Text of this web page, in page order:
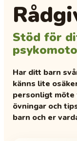
Stöd för
Har ditt barn
känns lite
personligt möte
övningar och
barn och er